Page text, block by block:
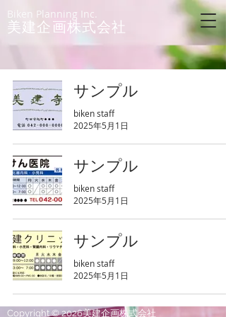
美建企画株式会社
Biken Planning Inc.
サンプル
biken staff
2025年5月1日
サンプル
biken staff
2025年5月1日
サンプル
biken staff
2025年5月1日
Copyright © 2026美建企画株式会社